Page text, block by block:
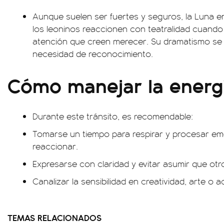
Aunque suelen ser fuertes y seguros, la Luna
los leoninos reaccionen con teatralidad
atención que creen merecer. Su dramatismo
necesidad de reconocimiento.
Cómo manejar la
Durante este tránsito, es recomendable:
Tomarse un tiempo para respirar y procesar
reaccionar.
Expresarse con claridad y evitar asumir que
Canalizar la sensibilidad en creatividad, arte o
TEMAS RELACIONADOS